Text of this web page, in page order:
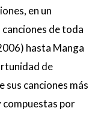
en un
de toda
hasta Manga
de
sus canciones más
compuestas por